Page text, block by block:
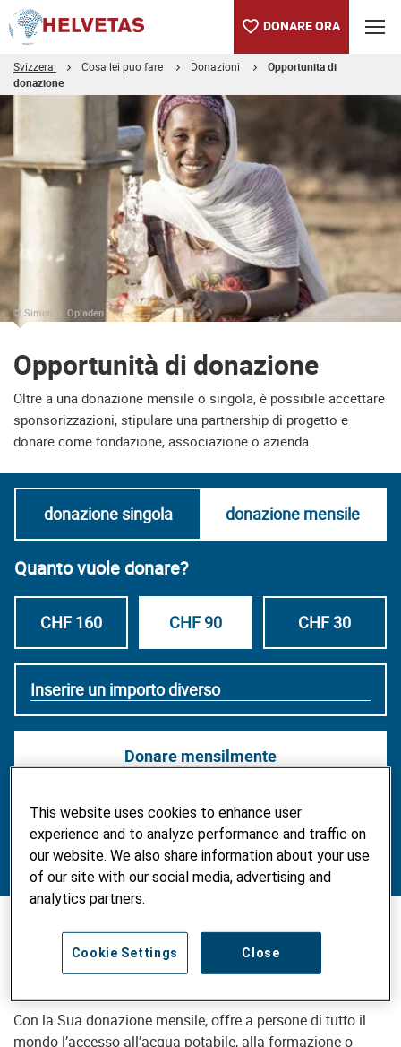
DONARE ORA
Svizzera Cosa lei puo fare Donazioni
Opportunita di
donazione
Indice
Opportunità di donazione
© Simon B. Opladen
Opportunità di donazione
Oltre a una donazione mensile o singola, è possibile accettare
sponsorizzazioni, stipulare una partnership di progetto e
donare come fondazione, associazione o azienda.
donazione singola donazione mensile
Quanto vuole donare?
CHF 160 CHF 90 CHF 30
Donare mensilmente
ConCHF 90al mese, ogni anno offre a36 persone
possibilità di condurre una vita autonoma e indipendente.
Donare mensilmente: un modo semplice
per dare un contributo importante per
Con la Sua donazione mensile, offre a persone di tutto il
mondo l’accesso all’acqua potabile, alla formazione o
This website uses cookies to enhance user
experience and to analyze performance and traffic on
our website. We also share information about your use
of our site with our social media, advertising and
analytics partners.
Close
Cookie Settings